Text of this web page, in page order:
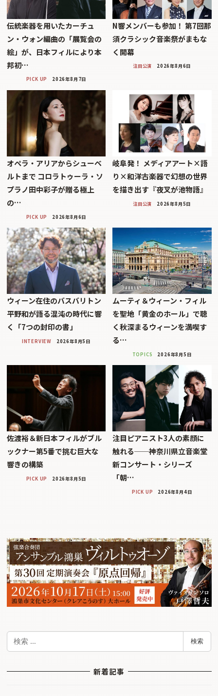
伝統楽器を用いたカーチュ
ン・ウォン編曲の「展覧会の
絵」が、日本フィルにより本
邦初…
PICK UP 2026年8月7日
N響メンバーも参加！ 第7回那
須クラシック音楽祭がまもな
く開幕
注目公演 2026年8月6日
オペラ・アリアからシューベ
ルトまで コロラトゥーラ・ソ
プラノ田中彩子が贈る極上
の…
PICK UP 2026年8月6日
岐阜発！ メディアアート×語
り×和洋古楽器で幻想の世界
を描き出す『夜叉が池物語』
注目公演 2026年8月5日
ウィーン在住のバスバリトン
平野和が語る混沌の時代に響
く「7つの封印の書」
INTERVIEW 2026年8月5日
ムーティ＆ウィーン・フィル
を聖地「黄金のホール」で聴
く秋深まるウィーンを満喫す
る…
TOPICS 2026年8月5日
佐渡裕＆新日本フィルがブル
ックナー第5番で挑む巨大な
響きの構築
PICK UP 2026年8月5日
注目ピアニスト3人の素顔に
触れる──神奈川県立音楽堂
新コンサート・シリーズ
「朝…
PICK UP 2026年8月4日
検
検索
新着記事